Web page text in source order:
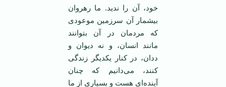
خود، آن را ندید. ما رهروان
بیشمار آن سرزمین موعودی
که مردمان در آن بتوانند
مانند انسان، و نه دیوان و
ددان، در کنار یکدیگر زندگی
کنند، می‌دانیم که چنان
‌آینده‌ای هست و بسیاری از ما